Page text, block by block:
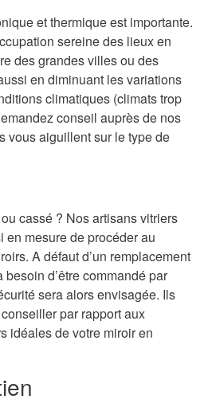
et thermique est importante.
sereine des lieux en
des grandes villes ou des
en diminuant les variations
climatiques (climats trop
conseil auprès de nos
vous aiguillent sur le type de
cassé ? Nos artisans vitriers
mesure de procéder au
A défaut d’un remplacement
d’être commandé par
sera alors envisagée. Ils
par rapport aux
idéales de votre miroir en